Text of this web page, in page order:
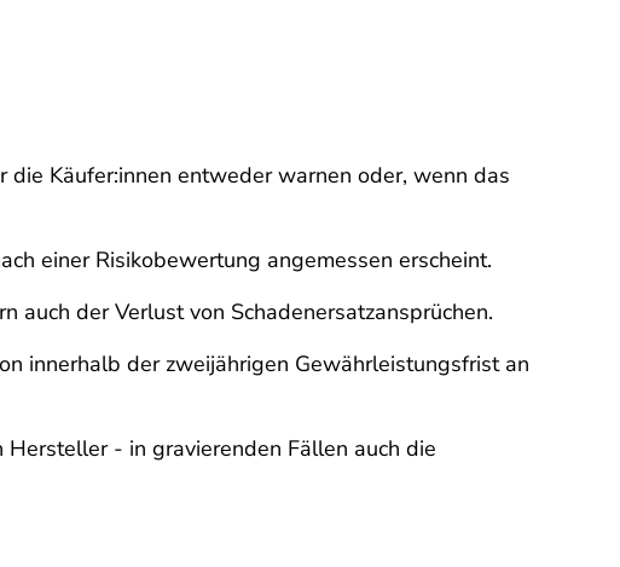
Käufer:innen entweder warnen oder, wenn das
einer Risikobewertung angemessen erscheint.
auch der Verlust von Schadenersatzansprüchen.
innerhalb der zweijährigen Gewährleistungsfrist an
- in gravierenden Fällen auch die